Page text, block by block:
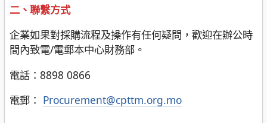
二、聯繫方式
企業如果對採購流程及操作有任何疑問，歡迎在辦公時
間內致電/電郵本中心財務部。
電話：8898 0866
電郵： Procurement@cpttm.org.mo